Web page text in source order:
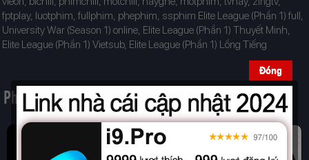
fptplay, luotphim, fullphim, phephim, ssphim Elite League (Phần 1) full,
University War (Season 1) online, Elite League (Phần 1) Thuyết Minh,
Elite League (Phần 1) Vietsub, Elite League (Phần 1) Lồng Tiếng
Phim Liên Quan
Đóng